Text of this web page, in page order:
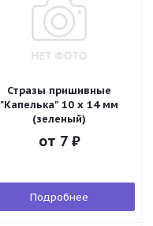
Стразы пришивные
"Капелька" 10 х 14 мм
(зеленый)
от 7 ₽
Подробнее